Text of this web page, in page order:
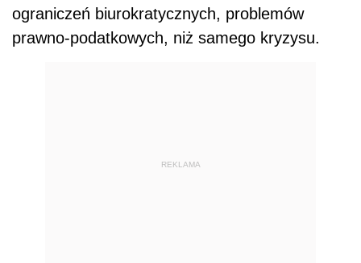
ograniczeń biurokratycznych, problemów
prawno-podatkowych, niż samego kryzysu.
REKLAMA